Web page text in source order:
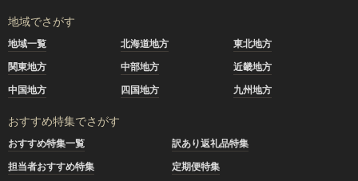
地域でさがす
地域一覧 北海道地方
東北地方
関東地方
中部地方
近畿地方
中国地方
四国地方 九州地方
おすすめ特集でさがす
おすすめ特集一覧
訳あり返礼品特集
担当者おすすめ特集
定期便特集